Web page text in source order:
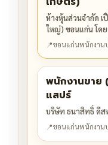
ห้างหุ้นส่วนจำกัด เ
ใหญ่) ขอนแก่น โด
📍ขอนแก่นพนักงาน
พนักงานขาย
แสปร์
บริษัท ธนาสิทธิ์ ดีส
📍ขอนแก่นพนักงาน